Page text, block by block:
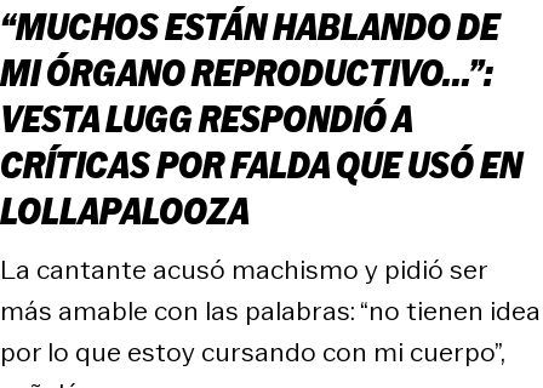
“MUCHOS ESTÁN HABLANDO DE
MI ÓRGANO REPRODUCTIVO...”:
VESTA LUGG RESPONDIÓ A
CRÍTICAS POR FALDA QUE USÓ EN
LOLLAPALOOZA
La cantante acusó machismo y pidió ser
más amable con las palabras: “no tienen idea
por lo que estoy cursando con mi cuerpo”,